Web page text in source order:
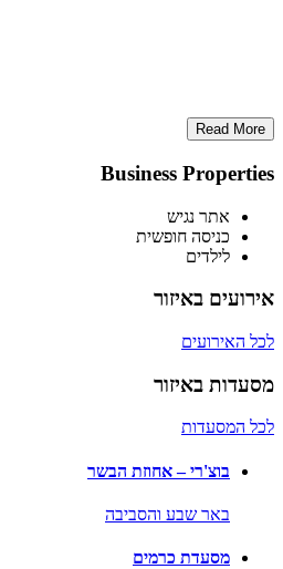
Read More
Business Properties
אתר נגיש
כניסה חופשית
לילדים
אירועים באיזור
לכל האירועים
מסעדות באיזור
לכל המסעדות
בוצ'רי – אחוזת הבשר
באר שבע והסביבה
מסעדת כרמים